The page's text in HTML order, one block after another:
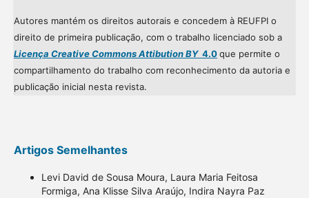
Autores mantém os direitos autorais e concedem à REUFPI o
direito de primeira publicação, com o trabalho licenciado sob a
Licença Creative Commons Attibution BY4.0que permite o
compartilhamento do trabalho com reconhecimento da autoria e
publicação inicial nesta revista.
Artigos Semelhantes
Levi David de Sousa Moura, Laura Maria Feitosa
Formiga, Ana Klisse Silva Araújo, Indira Nayra Paz